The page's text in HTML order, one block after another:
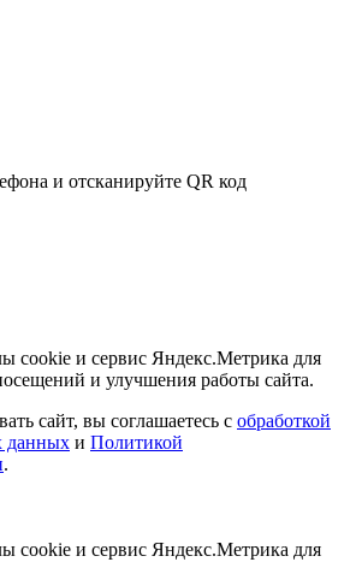
и отсканируйте QR код
cookie и сервис Яндекс.Метрика для
и улучшения работы сайта.
сайт, вы соглашаетесь с обработкой
данных и Политикой
.
cookie и сервис Яндекс.Метрика для